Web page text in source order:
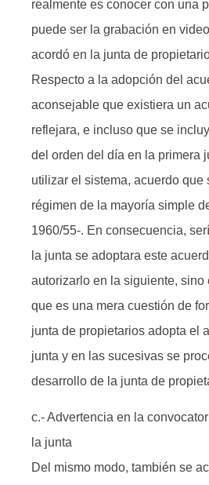
realmente es conocer con una
puede ser la grabación en
acordó en la junta de
Respecto a la adopción del
aconsejable que existiera un
reflejara, e incluso que se
del orden del día en la primera
utilizar el sistema, acuerdo que
régimen de la mayoría simple
1960/55-. En consecuencia,
la junta se adoptara este
autorizarlo en la siguiente, sino
que es una mera cuestión de
junta de propietarios adopta el
junta y en las sucesivas se
desarrollo de la junta de
c.- Advertencia en la
la junta
Del mismo modo, también se